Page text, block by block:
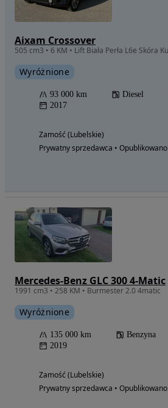
Aixam Crossover
Wyróżnione
93 000 km Diesel
2017
Zamość (Lubelskie)
Prywatny sprzedawca • Opublikowano
Mercedes-Benz GLC 300 4-Matic
1991 cm3 • 258 KM • Burmester 2.0 4matic
Wyróżnione
135 000 km Benzyna
2019
Zamość (Lubelskie)
Prywatny sprzedawca • Opublikowano